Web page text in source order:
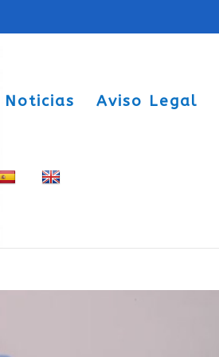
Noticias Aviso Legal
contra la Covid-